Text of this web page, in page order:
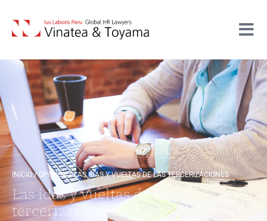
INICIO/OPINIÓN/LAS IDAS Y VUELTAS DE LAS TERCERIZACIONES
Las idas y vueltas de las
tercerizaciones